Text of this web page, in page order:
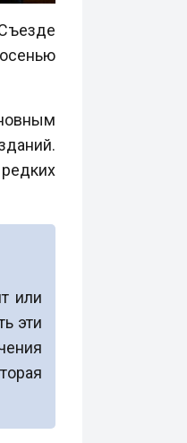
или
эти